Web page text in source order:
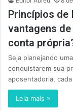
Princípios de
vantagens
conta
Seja planejando
conquistarem sua
aposentadoria,
Leia mais »